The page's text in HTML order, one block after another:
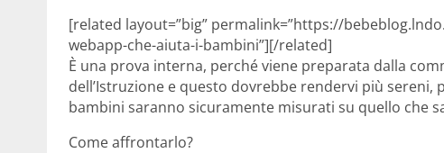
[related layout=”big” permalink=”https://
webapp-che-aiuta-i-bambini”][/related]
È una prova interna, perché viene preparata dalla
dell’Istruzione e questo dovrebbe rendervi più
bambini saranno sicuramente misurati su quello che
Come affrontarlo?